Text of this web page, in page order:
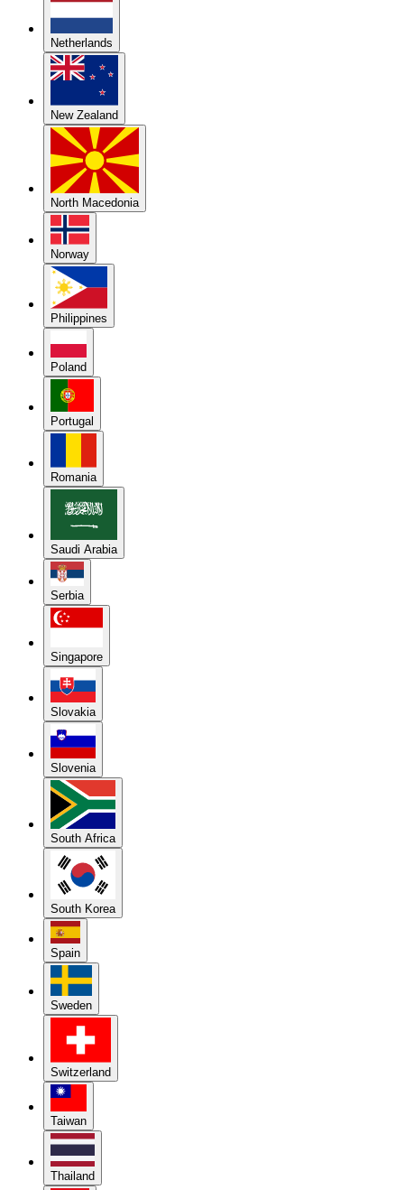
Netherlands
New Zealand
North Macedonia
Norway
Philippines
Poland
Portugal
Romania
Saudi Arabia
Serbia
Singapore
Slovakia
Slovenia
South Africa
South Korea
Spain
Sweden
Switzerland
Taiwan
Thailand